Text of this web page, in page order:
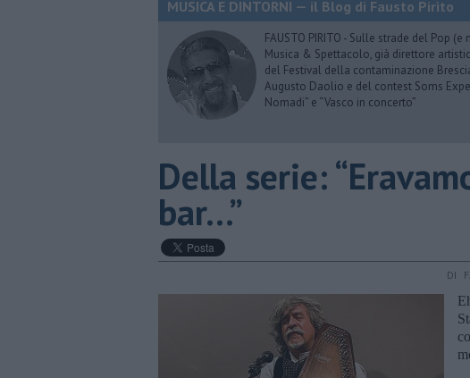
MUSICA E DINTORNI — il Blog di Fausto Pirìto
FAUSTO PIRITO - Sulle strade del Pop
Musica & Spettacolo, già direttore
del Festival della contaminazione
Augusto Daolio e del contest Soms
Nomadi” e “Vasco in concerto”
Della serie:
bar…”
DI